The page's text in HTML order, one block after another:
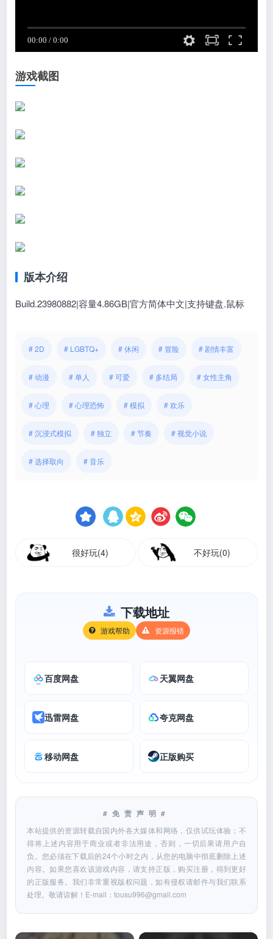
游戏截图
版本介绍
Build.23980882|容量4.86GB|官方简体中文|支持键盘.鼠标
# 2D # LGBTQ+ # 休闲 # 冒险 # 剧情丰富
# 动漫 # 单人 # 可爱 # 多结局 # 女性主角
# 心理 # 心理恐怖 # 模拟 # 欢乐
# 沉浸式模拟 # 独立 # 节奏 # 视觉小说
# 选择取向 # 音乐
很好玩(4) 不好玩(0)
下载地址
游戏帮助 资源报错
百度网盘 天翼网盘
迅雷网盘 夸克网盘
移动网盘 正版购买
#免责声明#
本站提供的资源转载自国内外各大媒体和网络，仅供试玩体验；不
得将上述内容用于商业或者非法用途，否则，一切后果请用户自
负。您必须在下载后的24个小时之内，从您的电脑中彻底删除上述
内容。如果您喜欢该游戏内容，请支持正版，购买注册，得到更好
的正版服务。我们非常重视版权问题，如有侵权请邮件与我们联系
处理。敬请谅解！E-mail：tousu996@gmail.com